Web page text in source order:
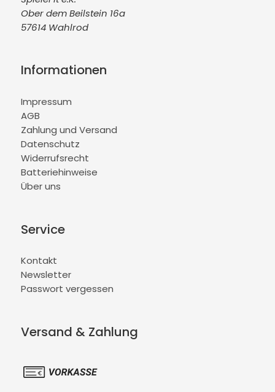
Ober dem Beilstein 16a
57614 Wahlrod
Informationen
Impressum
AGB
Zahlung und Versand
Datenschutz
Widerrufsrecht
Batteriehinweise
Über uns
Service
Kontakt
Newsletter
Passwort vergessen
Versand & Zahlung